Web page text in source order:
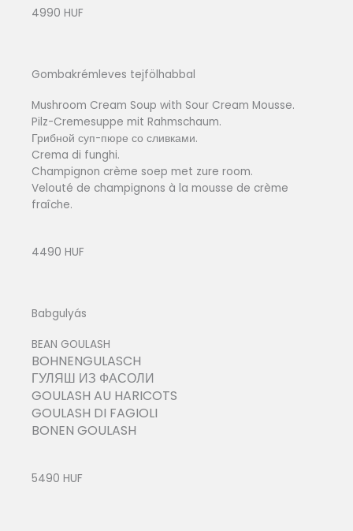
4990 HUF
Gombakrémleves tejfölhabbal
Mushroom Cream Soup with Sour Cream Mousse.
Pilz-Cremesuppe mit Rahmschaum.
Грибной суп-пюре со сливками.
Crema di funghi.
Champignon crème soep met zure room.
Velouté de champignons à la mousse de crème
fraîche.
4490 HUF
Babgulyás
BEAN GOULASH
BOHNENGULASCH
ГУЛЯШ ИЗ ФАСОЛИ
GOULASH AU HARICOTS
GOULASH DI FAGIOLI
BONEN GOULASH
5490 HUF